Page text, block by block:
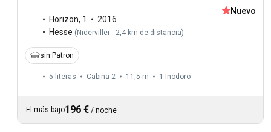
Horizon, 1
2016
Hesse ( Niderviller : 2,4 km de distancia)
Nuevo
sin Patron
5 literas Cabina 2 11,5 m 1 Inodoro
El más bajo196 € / noche